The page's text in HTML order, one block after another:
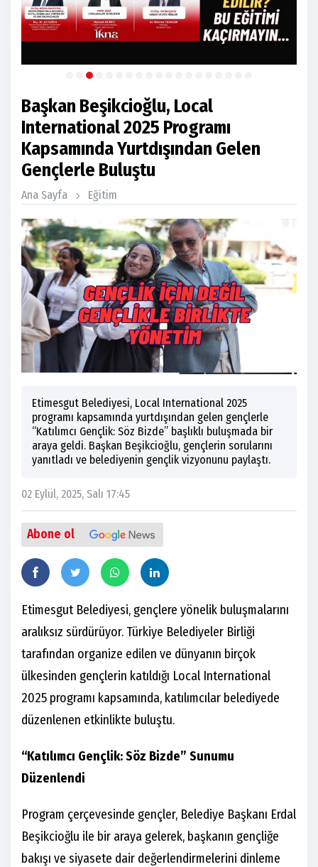
Başkan Beşikcioğlu, Local
International 2025 Programı
Kapsamında Yurtdışından Gelen
Gençlerle Buluştu
Ana Sayfa Eğitim
Etimesgut Belediyesi, Local International 2025
programı kapsamında yurtdışından gelen gençlerle
“Katılımcı Gençlik: Söz Bizde” başlıklı buluşmada bir
araya geldi. Başkan Beşikcioğlu, gençlerin sorularını
yanıtladı ve belediyenin gençlik vizyonunu paylaştı.
02 Eylül, 2025, Salı 17:45
Abone ol
Etimesgut Belediyesi, gençlere yönelik buluşmalarını
aralıksız sürdürüyor. Türkiye Belediyeler Birliği
tarafından organize edilen ve dünyanın birçok
ülkesinden gençlerin katıldığı Local International
2025 programı kapsamında, katılımcılar belediyede
düzenlenen etkinlikte buluştu.
“Katılımcı Gençlik: Söz Bizde” Sunumu
Düzenlendi
Program çerçevesinde gençler, Belediye Başkanı Erdal
Beşikcioğlu ile bir araya gelerek, başkanın gençliğe
bakışı ve siyasete dair değerlendirmelerini dinleme